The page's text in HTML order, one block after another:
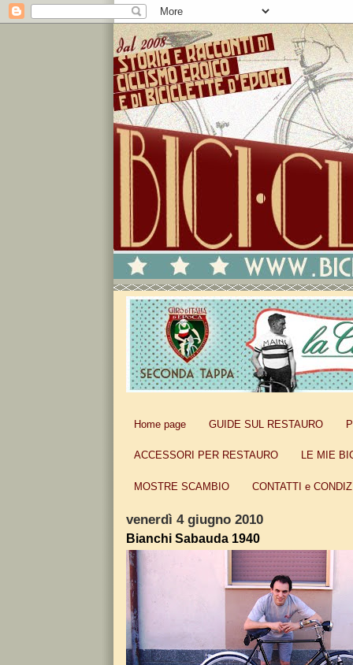
Home page GUIDE SUL RESTAURO
ACCESSORI PER RESTAURO LE MIE
MOSTRE SCAMBIO CONTATTI e
venerdì 4 giugno 2010
Bianchi Sabauda 1940